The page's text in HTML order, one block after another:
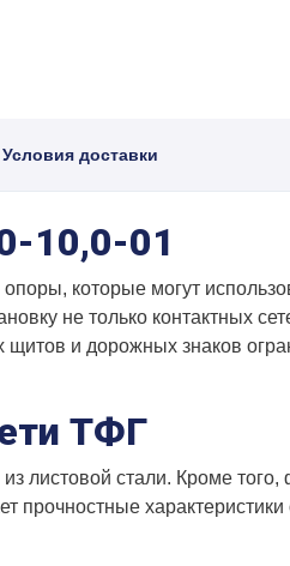
Условия доставки
10,0-01
которые могут
не только контактных
и дорожных знаков
ТФГ
листовой стали. Кроме
прочностные